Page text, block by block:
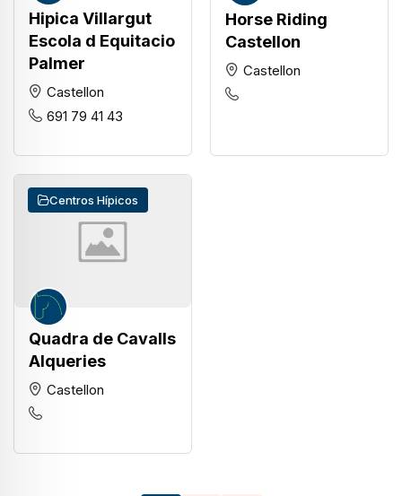
Hipica Villargut
Escola d Equitacio
Palmer
Castellon
691 79 41 43
Horse Riding
Castellon
Castellon
Quadra de Cavalls
Alqueries
Centros Hípicos
Castellon